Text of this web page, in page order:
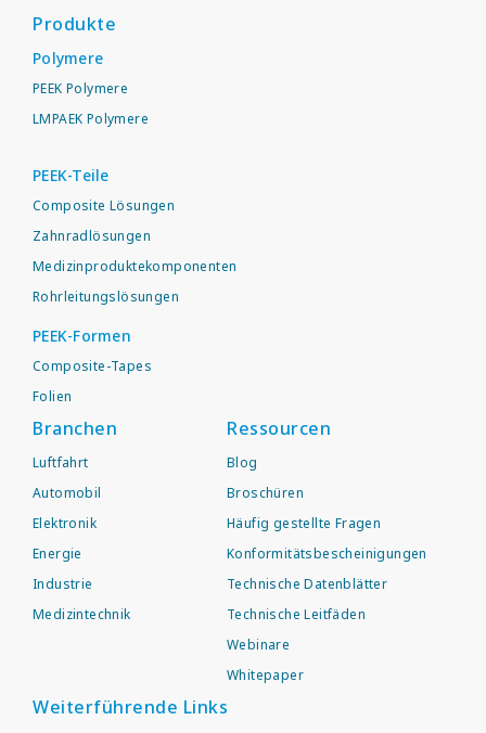
Produkte
Polymere
PEEK Polymere
LMPAEK Polymere
PEEK-Teile
Composite Lösungen
Zahnradlösungen
Medizinproduktekomponenten
Rohrleitungslösungen
PEEK-Formen
Composite-Tapes
Folien
Branchen
Luftfahrt
Automobil
Elektronik
Energie
Industrie
Medizintechnik
Ressourcen
Blog
Broschüren
Häufig gestellte Fragen
Konformitätsbescheinigungen
Technische Datenblätter
Technische Leitfäden
Webinare
Whitepaper
Weiterführende Links